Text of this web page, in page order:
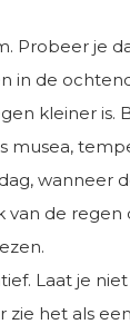
Probeer je
in de
kleiner is.
musea,
wanneer
van de regen
Laat je
zie het als